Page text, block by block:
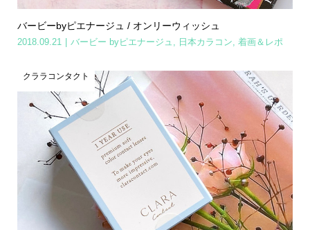
バービーbyピエナージュ / オンリーウィッシュ
2018.09.21 バービー byピエナージュ 日本カラコン 着画＆レポ
クララコンタクト